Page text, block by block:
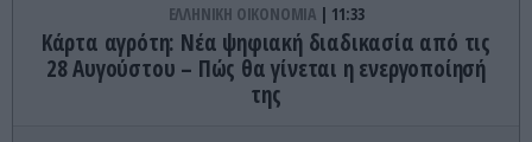
ΕΛΛΗΝΙΚΗ ΟΙΚΟΝΟΜΙΑ 11:33
Κάρτα αγρότη: Νέα ψηφιακή διαδικασία από τις
28 Αυγούστου – Πώς θα γίνεται η ενεργοποίησή
της